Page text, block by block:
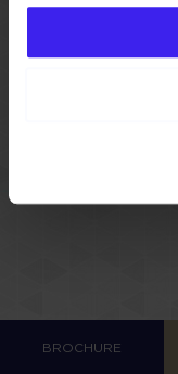
BROCHURE